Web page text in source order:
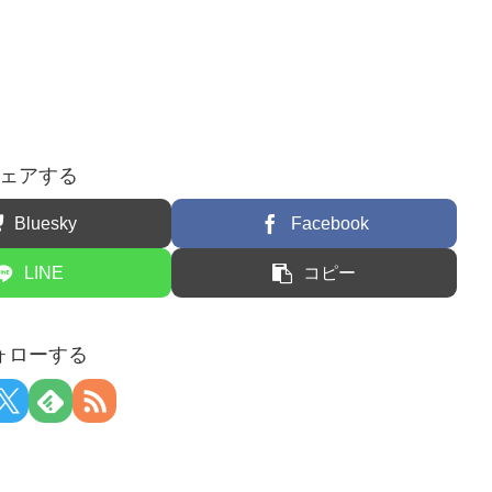
アする
Bluesky Facebook
LINE コピー
ローする